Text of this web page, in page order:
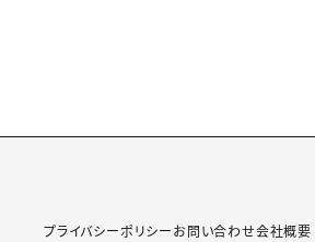
プライバシーポリシーお問い合わせ会社概要